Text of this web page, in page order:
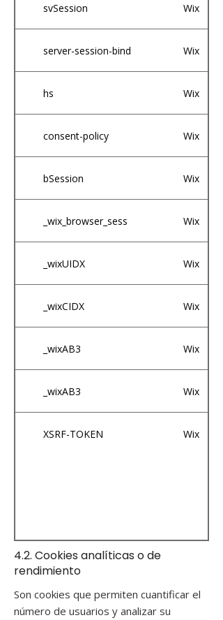
svSession Wix
server-session-bind Wix
hs Wix
consent-policy Wix
bSession Wix
_wix_browser_sess Wix
_wixUIDX Wix
_wixCIDX Wix
_wixAB3 Wix
_wixAB3 Wix
XSRF-TOKEN Wix
4.2. Cookies analíticas o de
rendimiento
Son cookies que permiten cuantificar el
número de usuarios y analizar su